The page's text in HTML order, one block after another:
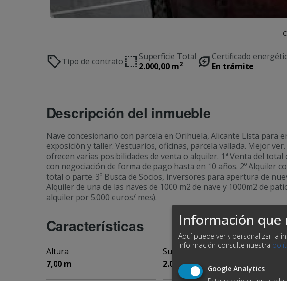
Tipo de contrato
Superficie Total
2.000,00 m2
Certificado
En trámite
Descripción del inmueble
Nave concesionario con parcela en Orihuela, Alicante Lista para
exposición y taller. Vestuarios, oficinas, parcela vallada. Mejor ver.
ofrecen varias posibilidades de venta o alquiler. 1ª Venta del
con negociación de forma de pago hasta en 10 años. 2º Alquiler
total o parte. 3º Busca de Socios, inversores para apertura de
Alquiler de una de las naves de 1000 m2 de nave y 1000m2 de
alquiler por 5.000 euros/ mes).
Características
Altura
7,00 m
Superficie planta baja
2.000,00 m
Información que
Aquí puede ver y personalizar la
información consulte nuestra
Google Analytics